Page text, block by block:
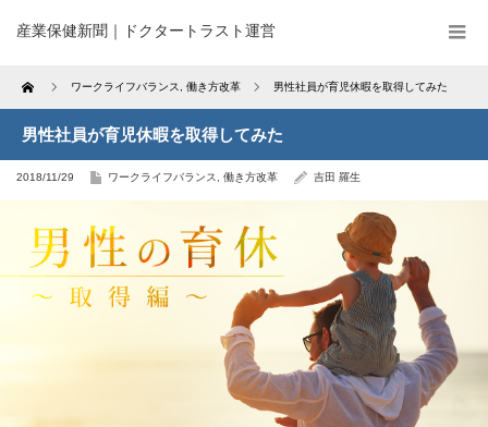
産業保健新聞｜ドクタートラスト運営
Home ワークライフバランス 働き方改革 男性社員が育児休暇を取得してみた
男性社員が育児休暇を取得してみた
2018/11/29 ワークライフバランス 働き方改革 吉田 羅生